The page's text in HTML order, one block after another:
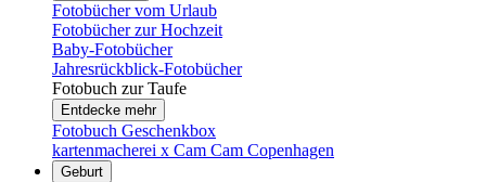
Fotobücher vom Urlaub
Fotobücher zur Hochzeit
Baby-Fotobücher
Jahresrückblick-Fotobücher
Fotobuch zur Taufe
Entdecke mehr
Fotobuch Geschenkbox
kartenmacherei x Cam Cam Copenhagen
Geburt